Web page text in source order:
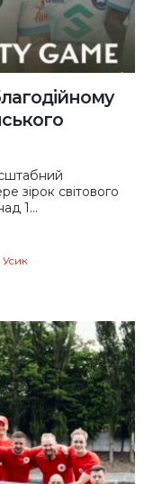
зірок світового
1...
Усик